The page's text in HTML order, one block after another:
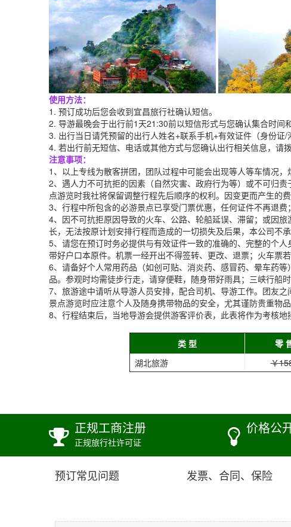
使用方法：
1. 预订成功后您会收到宜昌旅行社确认短信。
2. 导游最晚会于出行前1天21:30前以短信形式与您确认集合时间
3. 出行当日请凭预留的出行人姓名+联系手机+有效证件（身份证
4. 若出行前无短信、电话或其他方式与您确认出行相关信息，请
注意事项：
1、以上专线为散客拼团，团队过程中可能会出现等人等车情况，
2、遇人力不可抗拒的因素（自然灾害、政府行为等）或不可归
点游览时我社将保留调整行程先后顺序的权利。因变更而产生的
3、行程中所包含的必游景点已享受门票优惠，任何证件不再退费
4、因不可抗拒原因导致的火车、公路、轮船延误、滞留；或因
长，无法按原计划安排行程而造成的一切损失及后果，本公司不
5、请您在预订时务必提供与有效证件一致的准确的、完整的个
带好户口本原件。机票一经开出不得签转、更改、退票；火车票
6、请备好个人常用药品（如创可贴、消炎药、感冒药、晕车药
品。参观时均需徒步行走，请穿便鞋，随身带好雨具；三峡行船
7、旅游途中请听从导游人员安排，配合司机、导游工作。团友
景点游览时应注意个人及随身携带物品的安全，尤其谨防贵重物
8、行程结束后，当地导游会提供游客评价表，此表将作为考核地
类 型 零
湖北旅游
￥
正规工商注册
正规旅行社许可证
价格公
预订常见问题 发票、合同、保险